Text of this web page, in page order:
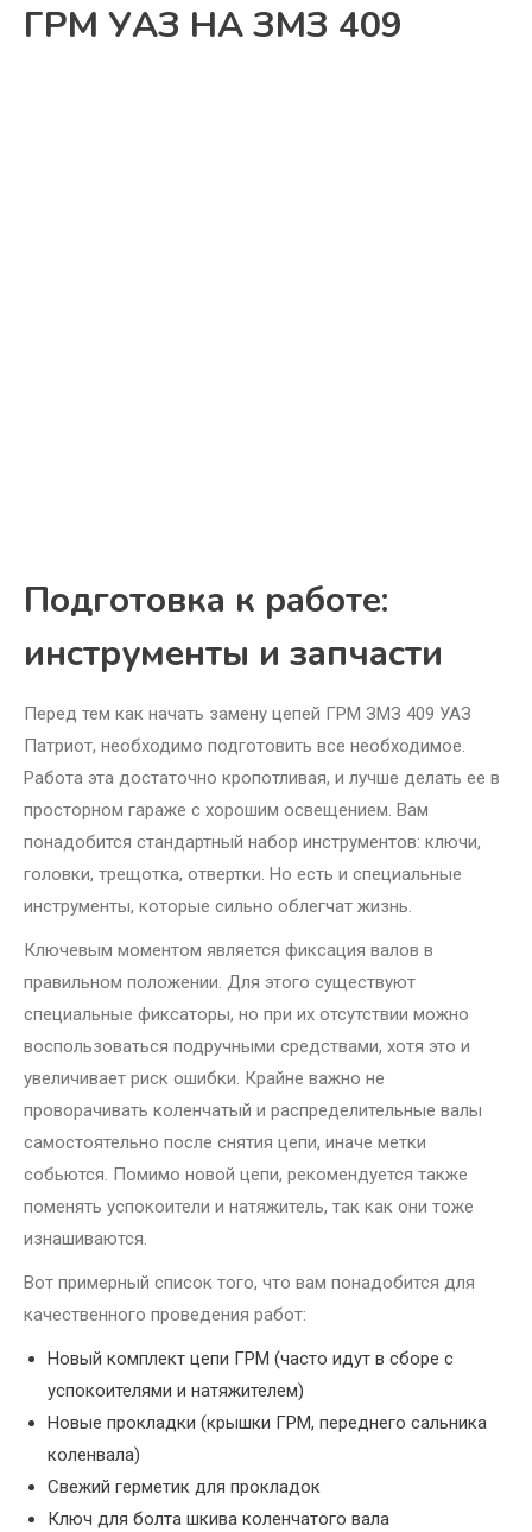
ГРМ УАЗ НА ЗМЗ 409
Подготовка к работе:
инструменты и запчасти
Перед тем как начать замену цепей ГРМ ЗМЗ 409 УАЗ
Патриот, необходимо подготовить все необходимое.
Работа эта достаточно кропотливая, и лучше делать ее в
просторном гараже с хорошим освещением. Вам
понадобится стандартный набор инструментов: ключи,
головки, трещотка, отвертки. Но есть и специальные
инструменты, которые сильно облегчат жизнь.
Ключевым моментом является фиксация валов в
правильном положении. Для этого существуют
специальные фиксаторы, но при их отсутствии можно
воспользоваться подручными средствами, хотя это и
увеличивает риск ошибки. Крайне важно не
проворачивать коленчатый и распределительные валы
самостоятельно после снятия цепи, иначе метки
собьются. Помимо новой цепи, рекомендуется также
поменять успокоители и натяжитель, так как они тоже
изнашиваются.
Вот примерный список того, что вам понадобится для
качественного проведения работ:
Новый комплект цепи ГРМ (часто идут в сборе с
успокоителями и натяжителем)
Новые прокладки (крышки ГРМ, переднего сальника
коленвала)
Свежий герметик для прокладок
Ключ для болта шкива коленчатого вала